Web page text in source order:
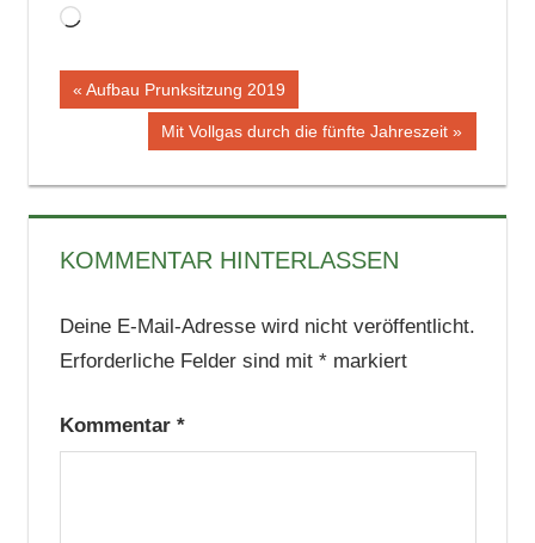
Wird
Beitragsnavigation
Vorheriger
Aufbau Prunksitzung 2019
Nächster
Mit Vollgas durch die fünfte Jahreszeit
KOMMENTAR HINTERLASSEN
Deine E-Mail-Adresse wird nicht veröffentlicht.
Erforderliche Felder sind mit *markiert
Kommentar *